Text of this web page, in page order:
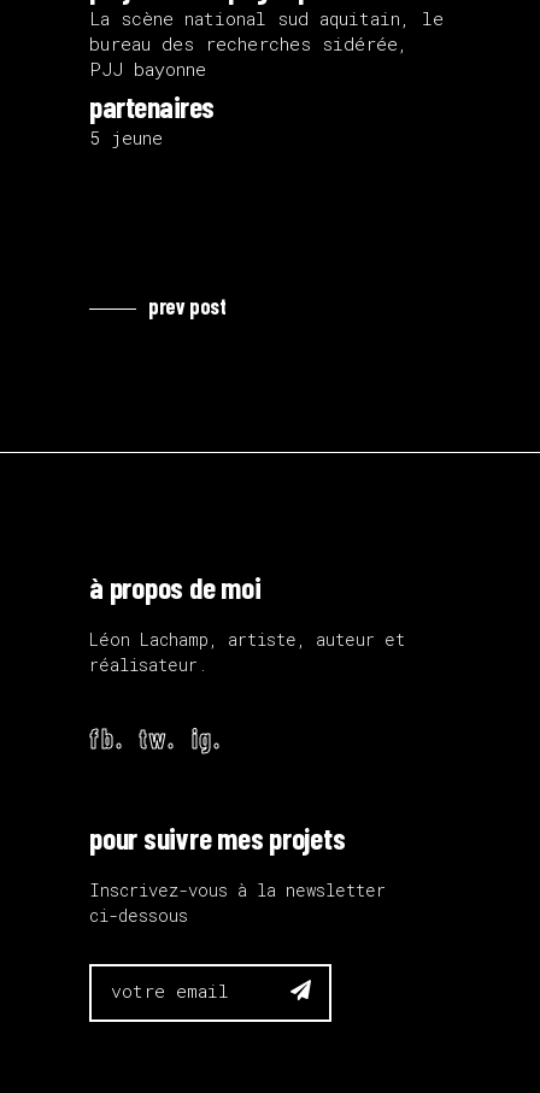
La scène national sud aquitain, le
bureau des recherches sidérée,
PJJ bayonne
partenaires
5 jeune
prev post
à propos de moi
Léon Lachamp, artiste, auteur et
réalisateur.
fb. tw. ig.
pour suivre mes projets
Inscrivez-vous à la newsletter
ci-dessous
